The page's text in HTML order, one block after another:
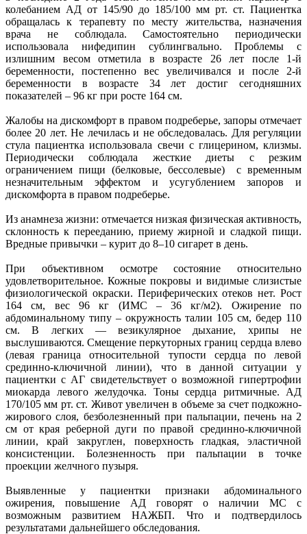
колебанием АД от 145/90 до 185/100 мм рт. ст. Пациентка
обращалась к терапевту по месту жительства, назначения
врача не соблюдала. Самостоятельно периодически
использовала нифедипин сублингвально. Проблемы с
излишним весом отметила в возрасте 26 лет после 1-й
беременности, постепенно вес увеличивался и после 2-й
беременности в возрасте 34 лет достиг сегодняшних
показателей – 96 кг при росте 164 см.
Жалобы на дискомфорт в правом подреберье, запоры отмечает
более 20 лет. Не лечилась и не обследовалась. Для регуляции
стула пациентка использовала свечи с глицерином, клизмы.
Периодически соблюдала жесткие диеты с резким
ограничением пищи (белковые, бессолевые) с временным
незначительным эффектом и усугублением запоров и
дискомфорта в правом подреберье.
Из анамнеза жизни: отмечается низкая физическая активность,
склонность к перееданию, приему жирной и сладкой пищи.
Вредные привычки – курит до 8–10 сигарет в день.
При объективном осмотре состояние относительно
удовлетворительное. Кожные покровы и видимые слизистые
физиологической окраски. Периферических отеков нет. Рост
164 см, вес 96 кг (ИМС – 36 кг/м2). Ожирение по
абдоминальному типу – окружность талии 105 см, бедер 110
см. В легких — везикулярное дыхание, хрипы не
выслушиваются. Смещение перкуторных границ сердца влево
(левая граница относительной тупости сердца по левой
срединно-ключичной линии), что в данной ситуации у
пациентки с АГ свидетельствует о возможной гипертрофии
миокарда левого желудочка. Тоны сердца ритмичные. АД
170/105 мм рт. ст. Живот увеличен в объеме за счет подкожно-
жирового слоя, безболезненный при пальпации, печень на 2
см от края реберной дуги по правой срединно-ключичной
линии, край закруглен, поверхность гладкая, эластичной
консистенции. Болезненность при пальпации в точке
проекции желчного пузыря.
Выявленные у пациентки признаки абдоминального
ожирения, повышение АД говорят о наличии МС с
возможным развитием НАЖБП. Что и подтвердилось
результатами дальнейшего обследования.